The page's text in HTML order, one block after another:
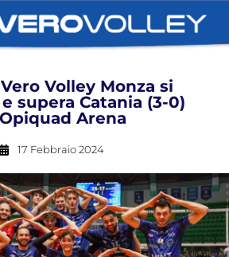
Volley Monza si
supera Catania (3-0)
Arena
17 Febbraio 2024